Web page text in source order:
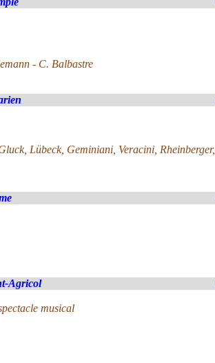
- C. Balbastre
Lübeck, Geminiani, Veracini, Rheinberger,
Agricol
musical